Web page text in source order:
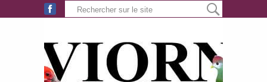
Aller au contenu principal